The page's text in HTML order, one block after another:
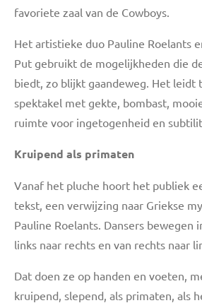
favoriete zaal van de Cowboys.
Het artistieke duo Pauline Roelants
Put gebruikt de mogelijkheden die
biedt, zo blijkt gaandeweg. Het leidt
spektakel met gekte, bombast,
ruimte voor ingetogenheid en
Kruipend als primaten
Vanaf het pluche hoort het publiek
tekst, een verwijzing naar Griekse
Pauline Roelants. Dansers bewegen
links naar rechts en van rechts naar
Dat doen ze op handen en voeten,
kruipend, slepend, als primaten, als